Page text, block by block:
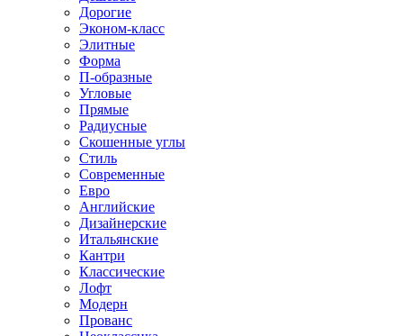
Дорогие
Эконом-класс
Элитные
Форма
П-образные
Угловые
Прямые
Радиусные
Скошенные углы
Стиль
Современные
Евро
Английские
Дизайнерские
Итальянские
Кантри
Классические
Лофт
Модерн
Прованс